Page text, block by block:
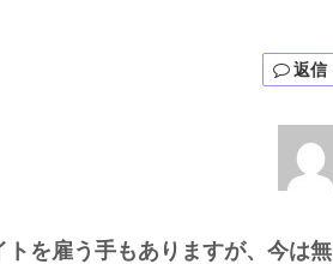
返信
を雇う手もありますが、今は無